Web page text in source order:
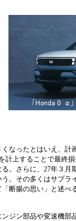
なったとはいえ、計
計上することで最終
。さらに、27年３
。その多くはサプ
断腸の思い」と述べ
ジン部品や変速機部